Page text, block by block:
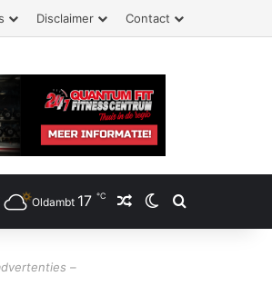
Disclaimer Contact
Oldambt 17 ℃ Willekeurig artikel
Switch skin
Zoeken
–